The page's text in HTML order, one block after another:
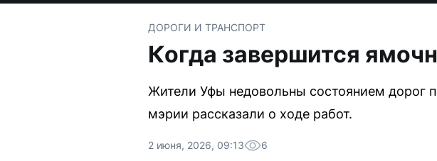
ДОРОГИ И ТРАНСПОРТ
Когда завершится
Жители Уфы недовольны состоянием дорог
мэрии рассказали о ходе работ.
2 июня, 2026, 09:13 6